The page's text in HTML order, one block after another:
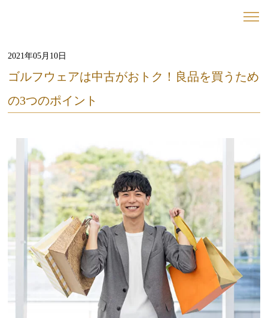
2021年05月10日
ゴルフウェアは中古がおトク！良品を買うため
の3つのポイント